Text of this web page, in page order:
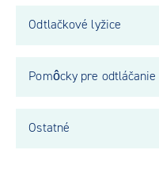
Odtlačkové lyžice
Pomôcky pre odtláčanie
Ostatné